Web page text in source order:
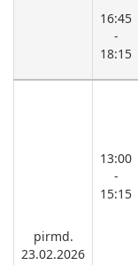
16:45
-
18:15
pirmd.
23.02.2026
13:00
-
15:15